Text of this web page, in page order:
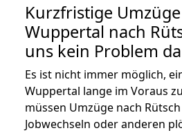
Kurzfristige
Wuppertal nach
uns kein Problem
Es ist nicht immer möglich,
Wuppertal lange im Voraus
müssen Umzüge nach
Jobwechseln oder anderen